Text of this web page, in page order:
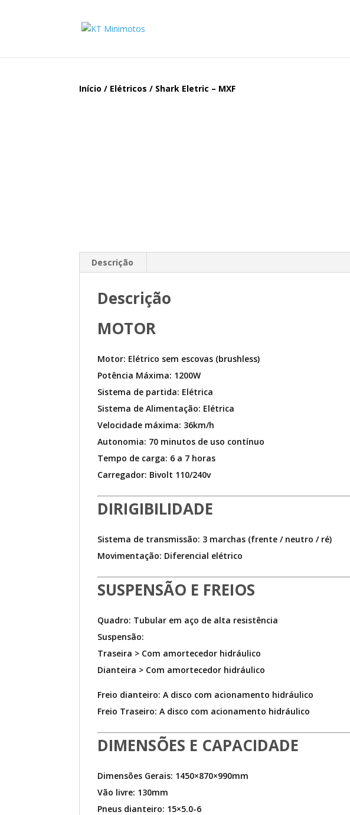
Início / Elétricos / Shark Eletric – MXF
Descrição
Descrição
MOTOR
Motor: Elétrico sem escovas (brushless)
Potência Máxima: 1200W
Sistema de partida: Elétrica
Sistema de Alimentação: Elétrica
Velocidade máxima: 36km/h
Autonomia: 70 minutos de uso contínuo
Tempo de carga: 6 a 7 horas
Carregador: Bivolt 110/240v
DIRIGIBILIDADE
Sistema de transmissão: 3 marchas (frente / neutro / ré)
Movimentação: Diferencial elétrico
SUSPENSÃO E FREIOS
Quadro: Tubular em aço de alta resistência
Suspensão:
Traseira > Com amortecedor hidráulico
Dianteira > Com amortecedor hidráulico
Freio dianteiro: A disco com acionamento hidráulico
Freio Traseiro: A disco com acionamento hidráulico
DIMENSÕES E CAPACIDADE
Dimensões Gerais: 1450×870×990mm
Vão livre: 130mm
Pneus dianteiro: 15×5.0-6